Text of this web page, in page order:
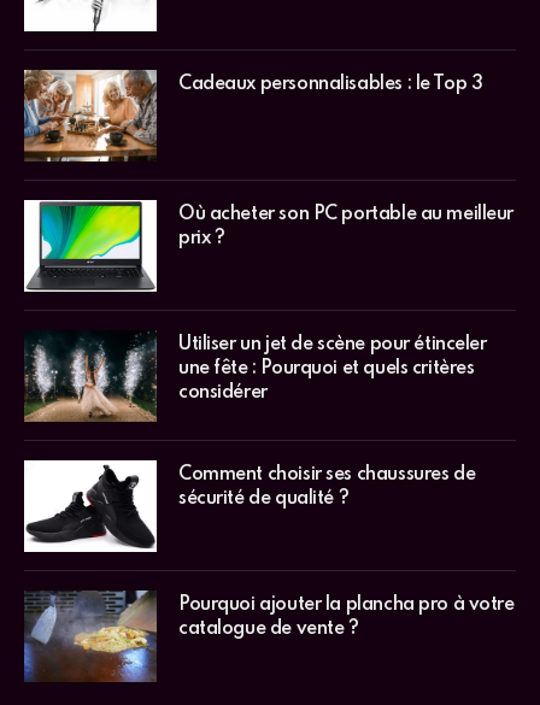
Cadeaux personnalisables : le Top 3
Où acheter son PC portable au meilleur
prix ?
Utiliser un jet de scène pour étinceler
une fête : Pourquoi et quels critères
considérer
Comment choisir ses chaussures de
sécurité de qualité ?
Pourquoi ajouter la plancha pro à votre
catalogue de vente ?